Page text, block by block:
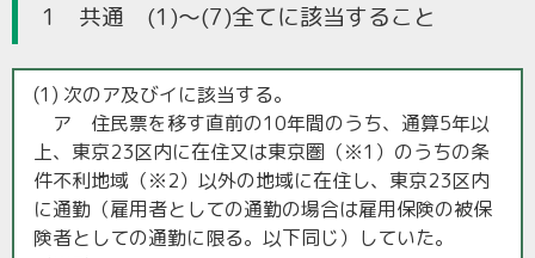
1 共通 (1)～(7)全てに該当すること
(1) 次のア及びイに該当する。
ア 住民票を移す直前の10年間のうち、通算5年以
上、東京23区内に在住又は東京圏（※1）のうちの条
件不利地域（※2）以外の地域に在住し、東京23区内
に通勤（雇用者としての通勤の場合は雇用保険の被保
険者としての通勤に限る。以下同じ）していた。